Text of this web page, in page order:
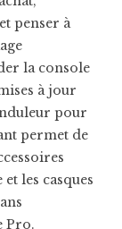
penser à
la console
à jour
pour
permet de
les casques
Pro.